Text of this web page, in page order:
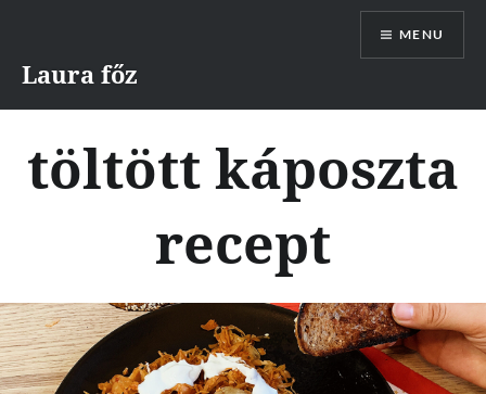
content
Laura főz
MENU
töltött káposzta
recept